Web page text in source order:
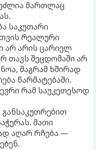
მართლაც
საკუთარი
რეალური
არ არის ცარიელ
თავს შეცდომაში არ
მაგრამ ხშირად
წარმატებაში.
რამ საუკეთესოდ
მათი
აღარ რჩება —